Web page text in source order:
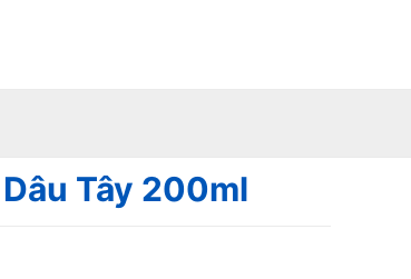
Tây 200ml